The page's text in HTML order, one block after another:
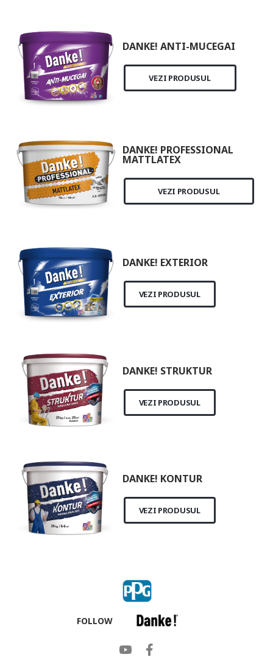
DANKE! ANTI-MUCEGAI
VEZI PRODUSUL
DANKE! PROFESSIONAL
MATTLATEX
VEZI PRODUSUL
DANKE! EXTERIOR
VEZI PRODUSUL
DANKE! STRUKTUR
VEZI PRODUSUL
DANKE! KONTUR
VEZI PRODUSUL
FOLLOW